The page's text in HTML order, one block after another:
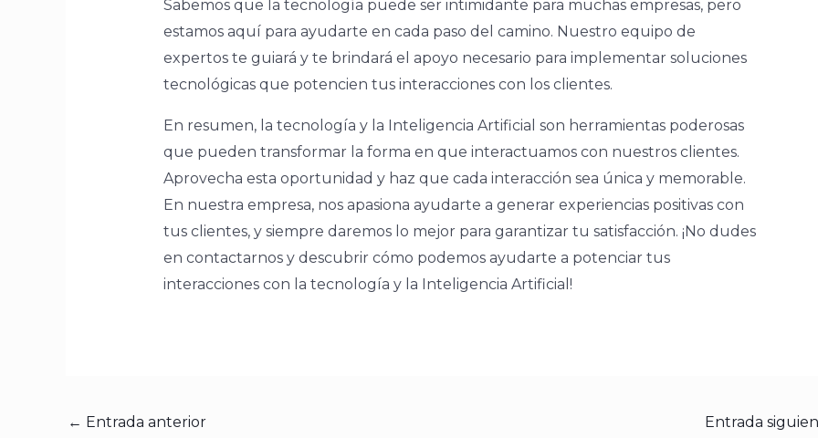
Sabemos que la tecnología puede ser intimidante para muchas empresas, pero
estamos aquí para ayudarte en cada paso del camino. Nuestro equipo de
expertos te guiará y te brindará el apoyo necesario para implementar soluciones
tecnológicas que potencien tus interacciones con los clientes.
En resumen, la tecnología y la Inteligencia Artificial son herramientas poderosas
que pueden transformar la forma en que interactuamos con nuestros clientes.
Aprovecha esta oportunidad y haz que cada interacción sea única y memorable.
En nuestra empresa, nos apasiona ayudarte a generar experiencias positivas con
tus clientes, y siempre daremos lo mejor para garantizar tu satisfacción. ¡No dudes
en contactarnos y descubrir cómo podemos ayudarte a potenciar tus
interacciones con la tecnología y la Inteligencia Artificial!
← Entrada anterior Entrada